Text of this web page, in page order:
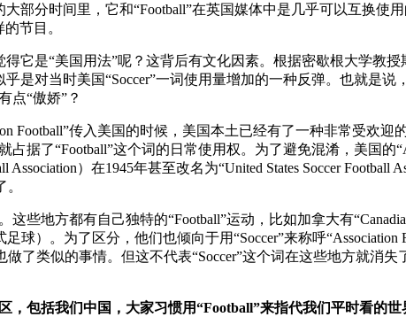
部分时间里，它和“Football”在英国媒体中是几乎可以互换使
节目。
它是“美国用法”呢？这背后有文化因素。根据密歇根大学教授
是对当时美国“Soccer”一词使用量增加的一种反弹。也就是
点“傲娇”？
Football”传入美国的时候，美国本土已经有了一种非常受欢迎
据了“Football”这个词的日常使用权。为了避免混淆，美国的
）在1945年甚至改名为“United States Soccer Football
些地方都有自己独特的“Football”运动，比如加拿大有
球）。为了区分，他们也倾向于用“Soccer”来称呼
了类似的事情。但这不代表“Soccer”这个词在这些地方就消失
包括我们中国，大家习惯用“Football”来指代我们平时看的世